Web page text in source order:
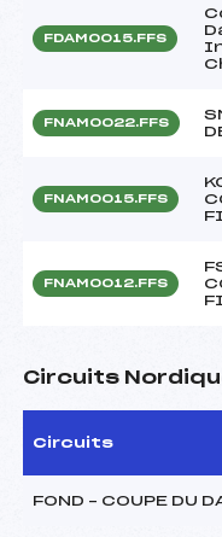
FDAM0015.FFS
FNAM0022.FFS
FNAM0015.FFS
FNAM0012.FFS
Circuits
Circuits
FOND – COUPE DU